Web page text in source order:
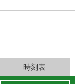
時刻表